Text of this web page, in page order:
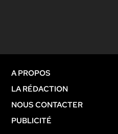
A PROPOS
LA RÉDACTION
NOUS CONTACTER
PUBLICITÉ